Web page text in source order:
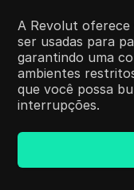
A Revolut oferece
ser usadas para
garantindo uma
ambientes
que você possa
interrupções.